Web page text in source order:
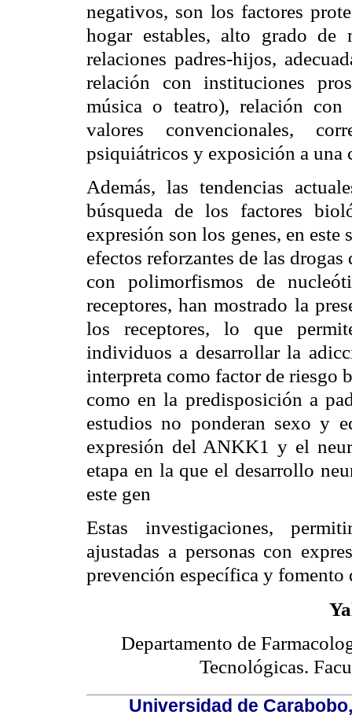
negativos, son los factores
hogar estables, alto grado de
relaciones padres-hijos,
relación con instituciones
música o teatro), relación con
valores convencionales,
psiquiátricos y exposición a una
Además, las tendencias
búsqueda de los factores
expresión son los genes, en
efectos reforzantes de las
con polimorfismos de
receptores, han mostrado la
los receptores, lo que
individuos a desarrollar la
interpreta como factor de
como en la predisposición a
estudios no ponderan sexo y
expresión del ANKK1 y el
etapa en la que el desarrollo
este gen
Estas investigaciones,
ajustadas a personas con
prevención específica y fomento
Departamento de
Tecnológicas.
Universidad de